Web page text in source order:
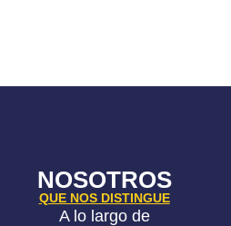
NOSOTROS
QUE NOS DISTINGUE
A lo largo de